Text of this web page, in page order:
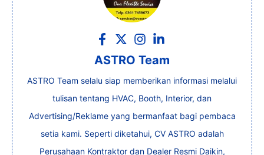
ASTRO Team
ASTRO Team selalu siap memberikan informasi melalui
tulisan tentang HVAC, Booth, Interior, dan
Advertising/Reklame yang bermanfaat bagi pembaca
setia kami. Seperti diketahui, CV ASTRO adalah
Perusahaan Kontraktor dan Dealer Resmi Daikin,